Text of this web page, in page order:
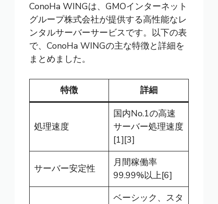
ConoHa WINGは、GMOインターネット
グループ株式会社が提供する高性能なレ
ンタルサーバーサービスです。以下の表
で、ConoHa WINGの主な特徴と詳細を
まとめました。
特徴 詳細
処理速度
国内No.1の高速
サーバー処理速度
[1][3]
サーバー安定性
月間稼働率
99.99%以上[6]
ベーシック、スタ